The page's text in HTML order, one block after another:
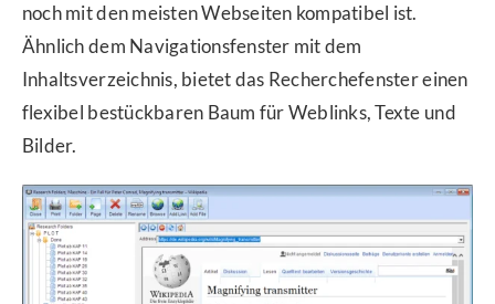
noch mit den meisten Webseiten kompatibel ist.
Ähnlich dem Navigationsfenster mit dem
Inhaltsverzeichnis, bietet das Recherchefenster einen
flexibel bestückbaren Baum für Weblinks, Texte und
Bilder.